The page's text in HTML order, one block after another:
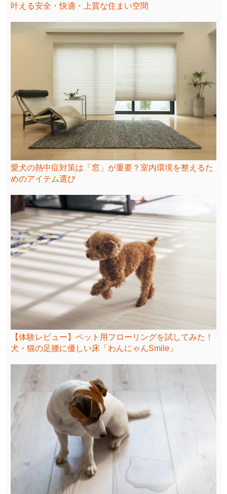
叶える安全・快適・上質な住まい空間
愛犬の熱中症対策は「窓」が重要？室内環境を整えるた
めのアイテム選び
【体験レビュー】ペット用フローリングを試してみた！
犬・猫の足腰に優しい床「わんにゃんSmile」